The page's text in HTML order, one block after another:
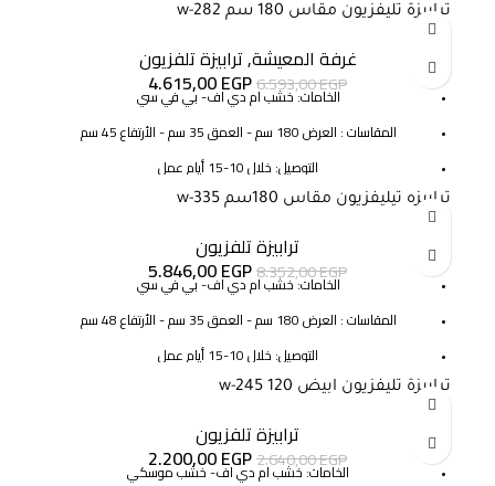
SKU:w-96
الضمان : 3 سنوات ضد عيوب الصناعه
-30%
ترابيزة تليفزيون مقاس 180 سم w-282
غرفة المعيشة,ترابيزة تلفزيون
6.593,00EGP
4.615,00EGP
الخامات: خشب ام دي اف- بي في سي
المقاسات : العرض 180 سم - العمق 35 سم - الأرتفاع 45 سم
التوصيل: خلال 10-15 أيام عمل
SKU:w-282
الضمان : 3 سنوات ضد عيوب الصناعه
-30%
ترابيزه تيليفزيون مقاس 180سم w-335
ترابيزة تلفزيون
8.352,00EGP
5.846,00EGP
الخامات: خشب ام دي اف- بي في سي
المقاسات : العرض 180 سم - العمق 35 سم - الأرتفاع 48 سم
التوصيل: خلال 10-15 أيام عمل
SKU:w-335
الضمان : 3 سنوات ضد عيوب الصناعه
-17%
ترابيزة تليفزيون ابيض 120 w-245
ترابيزة تلفزيون
2.640,00EGP
2.200,00EGP
الخامات: خشب ام دي اف- خشب موسكي